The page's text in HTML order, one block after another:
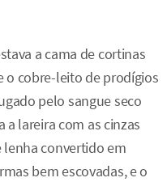
a cama de cortinas
o cobre-leito de prodígios
pelo sangue seco
a lareira com as cinzas
convertido em
bem escovadas, e o